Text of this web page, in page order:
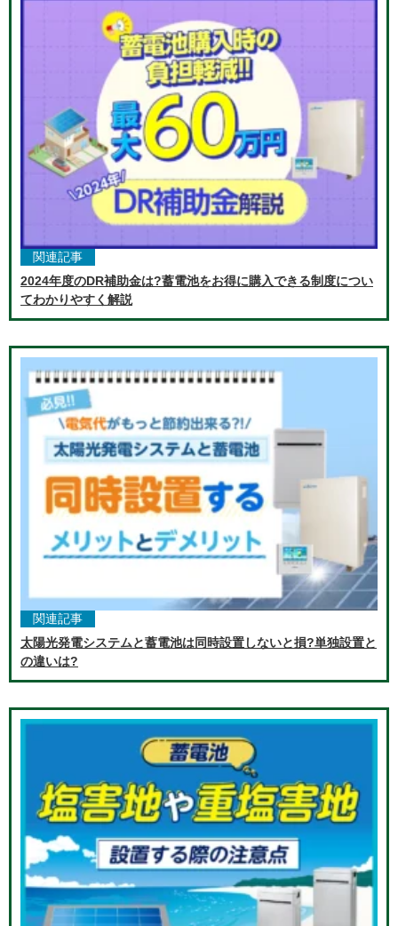
関連記事
2024年度のDR補助金は?蓄電池をお得に購入できる制度につい
てわかりやすく解説
関連記事
太陽光発電システムと蓄電池は同時設置しないと損?単独設置と
の違いは?